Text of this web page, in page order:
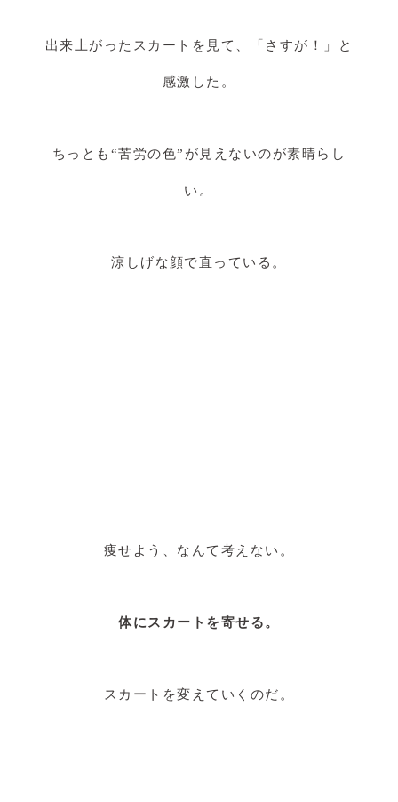
出来上がったスカートを見て、「さすが！」と
感激した。
ちっとも“苦労の色”が見えないのが素晴らし
い。
涼しげな顔で直っている。
痩せよう、なんて考えない。
体にスカートを寄せる。
スカートを変えていくのだ。